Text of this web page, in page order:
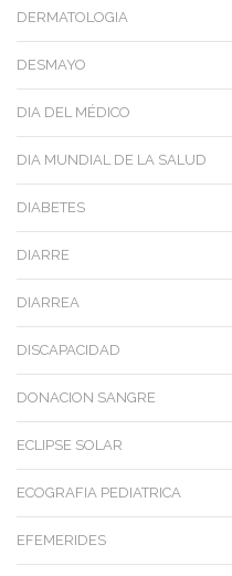
DERMATOLOGIA
DESMAYO
DIA DEL MÉDICO
DIA MUNDIAL DE LA SALUD
DIABETES
DIARRE
DIARREA
DISCAPACIDAD
DONACION SANGRE
ECLIPSE SOLAR
ECOGRAFIA PEDIATRICA
EFEMERIDES